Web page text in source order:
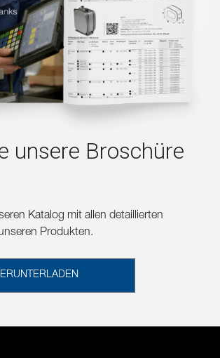
unsere Broschüre
Katalog mit allen detaillierten
Produkten.